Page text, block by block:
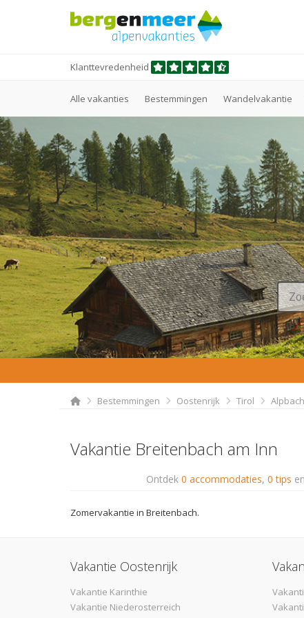
Klanttevredenheid
Alle vakanties Bestemmingen Wandelvakantie
Bestemmingen Oostenrijk Tirol
Vakantie Breitenbach am Inn
Ontdek 0 accommodaties, 0 tips en
Zomervakantie in Breitenbach.
Vakantie Oostenrijk
Vakantie Karinthie
Vakantie Niederosterreich